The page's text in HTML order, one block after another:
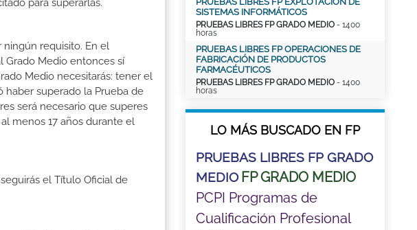
para superarlas.
ningún requisito. En el
Medio entonces sí
Medio necesitarás: tener el
haber superado la Prueba de
será necesario que superes
menos 17 años durante el
el Título Oficial de
SISTEMAS INFORMÁTICOS
PRUEBAS LIBRES FP GRADO MEDIO - 1400
horas
PRUEBAS LIBRES FP OPERACIONES DE
FABRICACIÓN DE PRODUCTOS
FARMACÉUTICOS
PRUEBAS LIBRES FP GRADO MEDIO - 1400
horas
LO MÁS BUSCADO EN FP
PRUEBAS LIBRES FP GRADO
MEDIO FP GRADO MEDIO
PCPI Programas de
Cualificación Profesional